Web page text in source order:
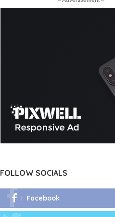
FOLLOW SOCIALS
Facebook